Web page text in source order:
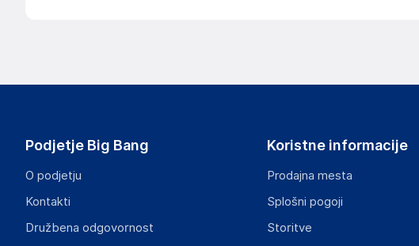
Podjetje Big Bang
O podjetju
Kontakti
Družbena odgovornost
Koristne informacije
Prodajna mesta
Splošni pogoji
Storitve